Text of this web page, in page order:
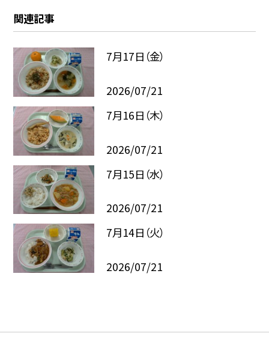
関連記事
7月17日（金）
2026/07/21
7月16日（木）
2026/07/21
7月15日（水）
2026/07/21
7月14日（火）
2026/07/21